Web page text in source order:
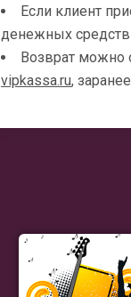
Если клиент
денежных средств
Возврат можно
vipkassa.ru,